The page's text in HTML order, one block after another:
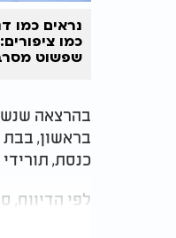
נראים כמו
כמו
שפשוט
בהרצאה
בראשון, בבת
כנסת,
לפי הדיווח,
רבות החלו